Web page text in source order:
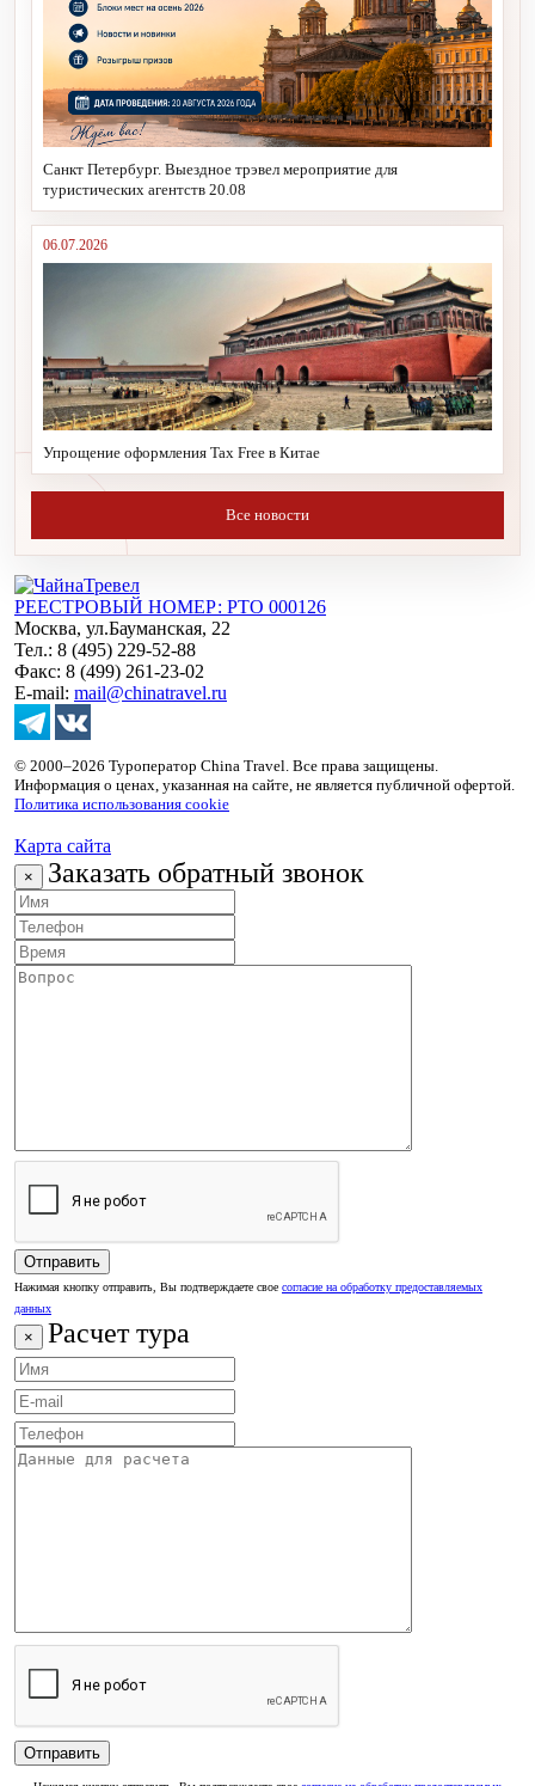
Санкт Петербург. Выездное трэвел мероприятие для
туристических агентств 20.08
06.07.2026
Упрощение оформления Tax Free в Китае
Все новости
РЕЕСТРОВЫЙ НОМЕР: РТО 000126
Москва, ул.Бауманская, 22
Тел.: 8 (495) 229-52-88
Факс: 8 (499) 261-23-02
E-mail: mail@chinatravel.ru
© 2000–2026 Туроператор China Travel. Все права защищены.
Информация о ценах, указанная на сайте, не является публичной офертой.
Политика использования cookie
Карта сайта
× Заказать обратный звонок
Нажимая кнопку отправить, Вы подтверждаете свое согласие на обработку предоставляемых
данных
× Расчет тура